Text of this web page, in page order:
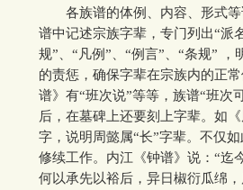
各族谱的体例、内容、形式等
谱中记述宗族字辈，专门列出“派
规”、“凡例”、“例言”、“条规”
的责惩，确保字辈在宗族内的正
谱》有“班次说”等等，族谱“班次
后，在墓碑上还要刻上字辈。如
字，说明周懿属“长”字辈。不仅
修续工作。内江《钟谱》说：“迄
何以承先以裕后，异日椒衍瓜绵